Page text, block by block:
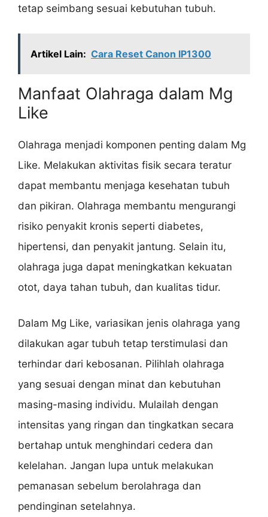
tetap seimbang sesuai kebutuhan tubuh.
Artikel Lain: Cara Reset Canon IP1300
Manfaat Olahraga dalam Mg
Like
Olahraga menjadi komponen penting dalam Mg
Like. Melakukan aktivitas fisik secara teratur
dapat membantu menjaga kesehatan tubuh
dan pikiran. Olahraga membantu mengurangi
risiko penyakit kronis seperti diabetes,
hipertensi, dan penyakit jantung. Selain itu,
olahraga juga dapat meningkatkan kekuatan
otot, daya tahan tubuh, dan kualitas tidur.
Dalam Mg Like, variasikan jenis olahraga yang
dilakukan agar tubuh tetap terstimulasi dan
terhindar dari kebosanan. Pilihlah olahraga
yang sesuai dengan minat dan kebutuhan
masing-masing individu. Mulailah dengan
intensitas yang ringan dan tingkatkan secara
bertahap untuk menghindari cedera dan
kelelahan. Jangan lupa untuk melakukan
pemanasan sebelum berolahraga dan
pendinginan setelahnya.